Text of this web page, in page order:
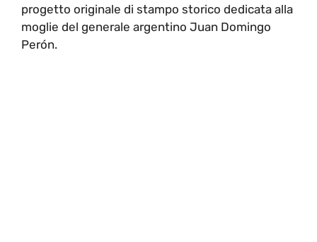
progetto originale di stampo storico dedicata alla
moglie del generale argentino Juan Domingo
Perón.